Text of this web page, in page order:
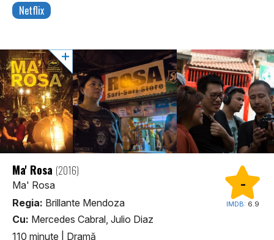
Netflix
-
IMDB: 6.9
Ma' Rosa (2016)
Ma' Rosa
Regia: Brillante Mendoza
Cu: Mercedes Cabral, Julio Diaz
110 minute
Dramă